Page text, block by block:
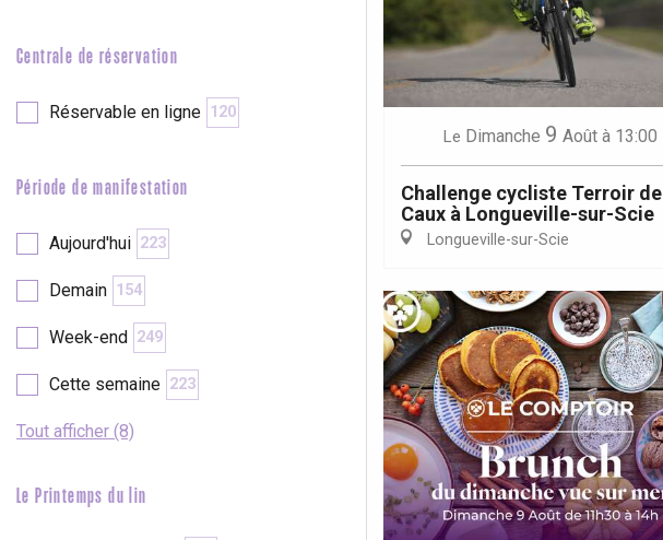
Seine
Neufchâtel-en-Bray
Paris 1h30
Centrale de réservation
Réservable en ligne 120
Période de manifestation
Aujourd'hui 223
Demain 154
Week-end 249
Cette semaine 223
Tout afficher (8)
Le Printemps du lin
Le Dimanche 9 Août à 13:00
Challenge cycliste Terroir de
Caux à Longueville-sur-Scie
Longueville-sur-Scie